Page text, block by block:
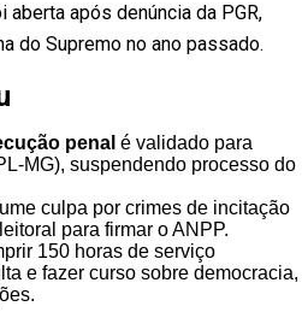
após denúncia da PGR,
do Supremo no ano passado.
penal é validado para
MG), suspendendo processo do
culpa por crimes de incitação
para firmar o ANPP.
150 horas de serviço
e fazer curso sobre democracia,